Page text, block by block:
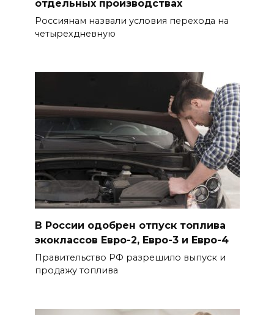
отдельных производствах
Россиянам назвали условия перехода на
четырехдневную
В России одобрен отпуск топлива
экоклассов Евро-2, Евро-3 и Евро-4
Правительство РФ разрешило выпуск и
продажу топлива